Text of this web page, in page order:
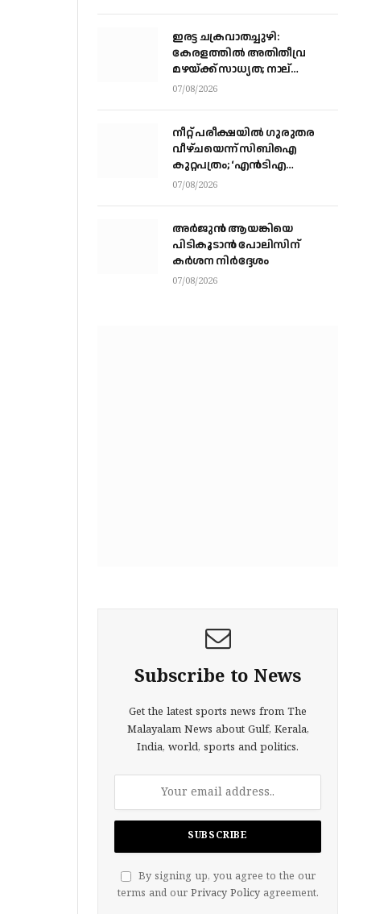
ഇരട്ട ചക്രവാതച്ചുഴി:
കേരളത്തില്‍ അതിതീവ്ര
മഴയ്ക്ക് സാധ്യത; നാല്
ജില്ലകളില്‍ റെഡ് അലര്‍ട്ട്
07/08/2026
നീറ്റ് പരീക്ഷയില്‍ ഗുരുതര
വീഴ്ചയെന്ന് സിബിഐ
കുറ്റപത്രം; ‘എന്‍ടിഎ
ഓഫീസില്‍ നിന്ന് മൂന്ന് വിഷയ
ചോര്‍ത്തി’
07/08/2026
അര്‍ജുന്‍ ആയങ്കിയെ
പിടികൂടാന്‍ പോലിസിന്
കര്‍ശന നിര്‍ദ്ദേശം
07/08/2026
Subscribe to News
Get the latest sports news from The
Malayalam News about Gulf, Kerala,
India, world, sports and politics.
By signing up, you agree to the our
terms and our Privacy Policyagreement.